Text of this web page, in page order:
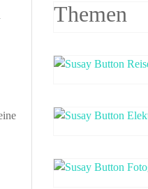
Themen